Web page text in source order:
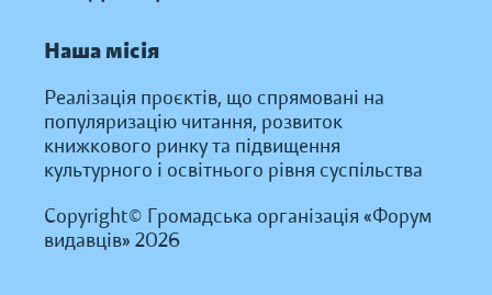
Наша місія
Реалізація проєктів, що спрямовані на
популяризацію читання, розвиток
книжкового ринку та підвищення
культурного і освітнього рівня суспільства
Copyright© Громадська організація «Форум
видавців» 2026